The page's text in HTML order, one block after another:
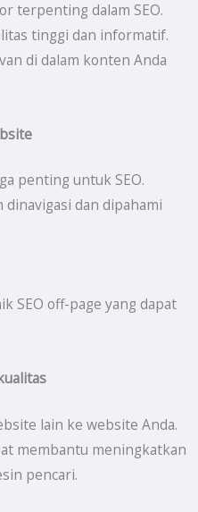
terpenting dalam SEO.
tinggi dan informatif.
di dalam konten Anda
penting untuk SEO.
dan dipahami
SEO off-page yang dapat
lain ke website Anda.
membantu meningkatkan
pencari.